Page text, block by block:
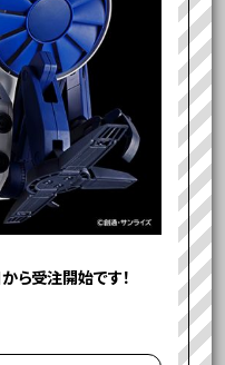
ら受注開始です！